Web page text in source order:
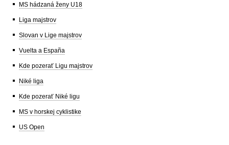
MS hádzaná ženy U18
Liga majstrov
Slovan v Lige majstrov
Vuelta a España
Kde pozerať Ligu majstrov
Niké liga
Kde pozerať Niké ligu
MS v horskej cyklistike
US Open